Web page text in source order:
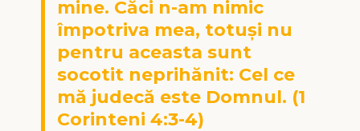
mine. Căci n-am nimic
împotriva mea, totuşi nu
pentru aceasta sunt
socotit neprihănit: Cel ce
mă judecă este Domnul. (1
Corinteni 4:3-4)